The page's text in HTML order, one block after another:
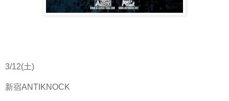
3/12(土)
新宿ANTIKNOCK